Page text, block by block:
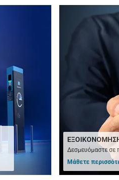
Δεσμευόμαστε σε
Μάθετε